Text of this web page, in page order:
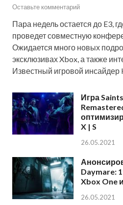
Оставьте комментарий
Пара недель остается до E3,
проведет совместную
Ожидается много новых
эксклюзивах Xbox, а также
Известный игровой
Игра
X | S
26.05.2021
Daymare:
Xbox One
26.05.2021